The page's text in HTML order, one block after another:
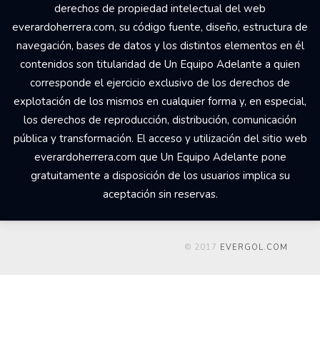
derechos de propiedad intelectual del web
everardoherrera.com, su código fuente, diseño, estructura de
navegación, bases de datos y los distintos elementos en él
contenidos son titularidad de Un Equipo Adelante a quien
corresponde el ejercicio exclusivo de los derechos de
explotación de los mismos en cualquier forma y, en especial,
los derechos de reproducción, distribución, comunicación
pública y transformación. El acceso y utilización del sitio web
everardoherrera.com que Un Equipo Adelante pone
gratuitamente a disposición de los usuarios implica su
aceptación sin reservas.
© 2017 EVERGOL.COM